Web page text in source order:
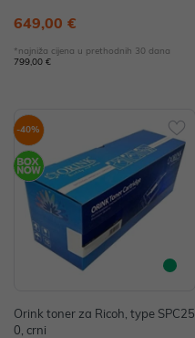
GB SSD, W11H, Sivi (bez punjač
649,00 €
*najniža cijena u prethodnih 30 dana
799,00 €
-40%
Orink toner za Ricoh, type SPC25
0, crni